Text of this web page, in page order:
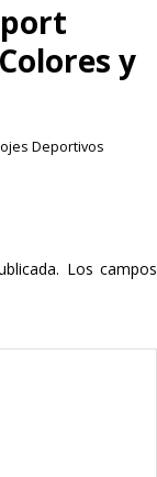
y
Deportivos
Los campos